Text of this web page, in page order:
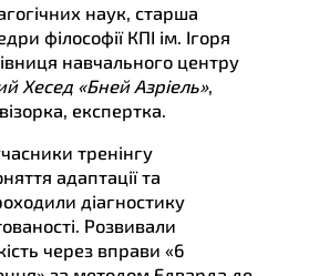
наук, старша
філософії КПІ ім. Ігоря
навчального центру
Хесед «Бней Азріель»,
експертка.
тренінгу
адаптації та
діагностику
Розвивали
через вправи «6